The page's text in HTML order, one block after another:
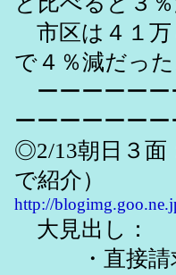
市区は４１万
で４％減だった
ーーーーーー
ーーーーーー
◎2/13朝日３面
で紹介）
http://
大見出し：
・直接請求